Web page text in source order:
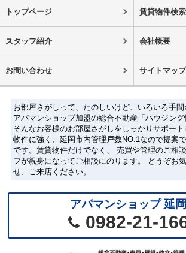
トップページ 賃貸物件検索
スタッフ紹介 会社概要
お問い合わせ サイトマップ
お部屋さがしって、たのしいけど、いろいろ手間
アパマンショップ加盟の総合不動産「ハウジング
そんなお客様のお部屋さがしをしっかりサポー
物件に強く、延岡市内管理戸数NO.1なので提案
です。賃貸物件だけでなく、 売買や管理のご相
フが親身になってご相談にのります。 どうぞお
せ、ご来店ください。
アパマンショップ 延
0982-21-